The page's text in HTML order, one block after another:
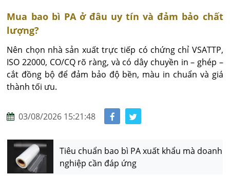
Mua bao bì PA ở đâu uy tín và đảm bảo chất
lượng?
Nên chọn nhà sản xuất trực tiếp có chứng chỉ VSATTP,
ISO 22000, CO/CQ rõ ràng, và có dây chuyền in – ghép –
cắt đồng bộ để đảm bảo độ bền, màu in chuẩn và giá
thành tối ưu.
03/08/2026 15:21:48
Tiêu chuẩn bao bì PA xuất khẩu mà doanh
nghiệp cần đáp ứng